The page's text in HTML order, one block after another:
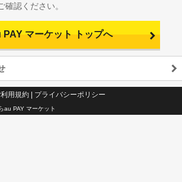
確認ください。
PAY マーケット トップへ
利用規約| プライバシーポリシー
au PAY マーケット